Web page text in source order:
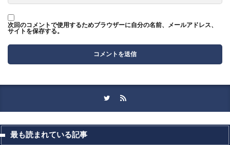
次回のコメントで使用するためブラウザーに自分の名前、メールアドレス、
サイトを保存する。
最も読まれている記事